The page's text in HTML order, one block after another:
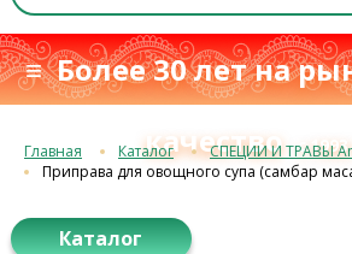
≡ Более 30 лет на
качествос 1993
Главная Каталог
СПЕЦИИ И ТРАВЫ
Приправа для овощного супа (самбар
Каталог